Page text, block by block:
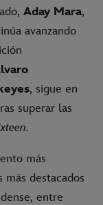
Aday Mara,
avanzando
, sigue en
superar las
.
más
destacados
entre